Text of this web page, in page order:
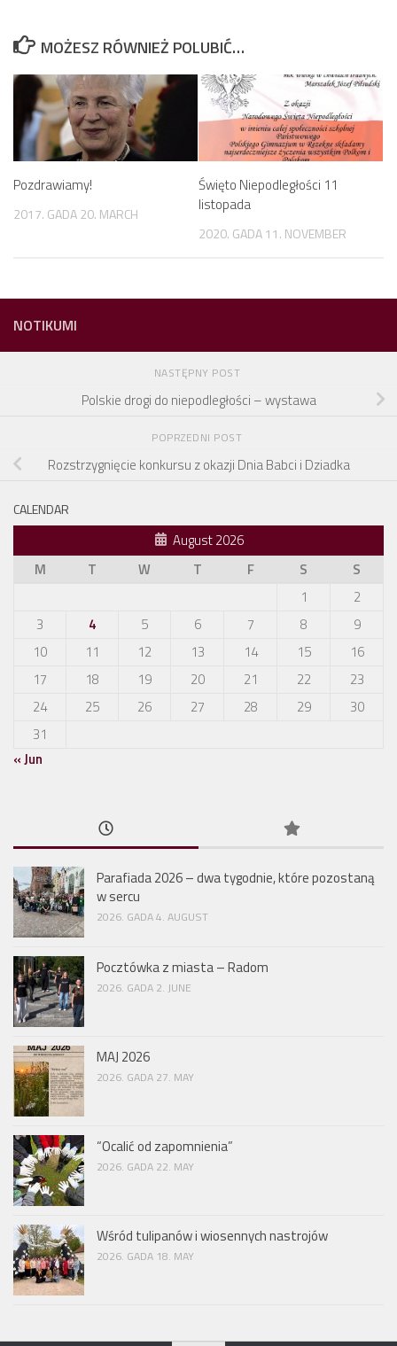
MOŻESZ RÓWNIEŻ POLUBIĆ…
Pozdrawiamy!
2017. GADA 20. MARCH
Święto Niepodległości 11
listopada
2020. GADA 11. NOVEMBER
NOTIKUMI
NASTĘPNY POST
Polskie drogi do niepodległości – wystawa
POPRZEDNI POST
Rozstrzygnięcie konkursu z okazji Dnia Babci i Dziadka
CALENDAR
August 2026
M
T W T F S
S
1
2
3
4 5 6 7 8
9
10
11 12 13 14 15
16
17
18 19 20 21 22
23
24
25 26 27 28 29
30
31
« Jun
Parafiada 2026 – dwa tygodnie, które pozostaną
w sercu
2026. GADA 4. AUGUST
Pocztówka z miasta – Radom
2026. GADA 2. JUNE
MAJ 2026
2026. GADA 27. MAY
“Ocalić od zapomnienia”
2026. GADA 22. MAY
Wśród tulipanów i wiosennych nastrojów
2026. GADA 18. MAY